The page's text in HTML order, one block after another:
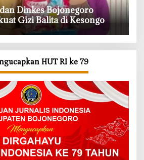
Dinkes Bojonegoro
Gizi Balita di Kesongo
HUT RI ke 79